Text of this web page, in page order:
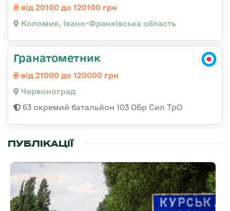
від 20100 до 120100 грн
Коломия, Івано-Франківська область
Гранатометник
від 21000 до 120000 грн
Червоноград
63 окремий батальйон 103 ОБр Сил ТрО
ПУБЛІКАЦІЇ